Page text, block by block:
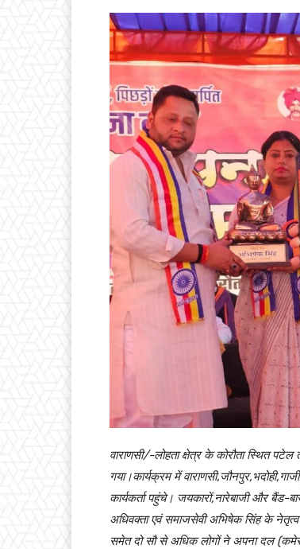
वाराणसी/-लोहता क्षेत्र के कोरौता स्थित
गया।कार्यक्रम में
कार्यकर्ता पहुंचे। जयकारों,नारेबाजी और बैंड-
अधिवक्ता एवं समाजसेवी अभिषेक सिंह के
समेत दो सौ से अधिक लोगों ने अपना दल